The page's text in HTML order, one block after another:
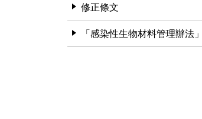
修正條文
「感染性生物材料管理辦